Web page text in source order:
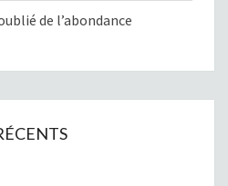
de l’abondance